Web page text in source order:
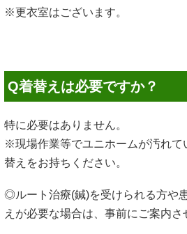
※更衣室はございます。
Q着替えは必要ですか？
特に必要はありません。
※現場作業等でユニホームが汚れて
替えをお持ちください。
◎ルート治療(鍼)を受けられる方や
えが必要な場合は、事前にご案内さ